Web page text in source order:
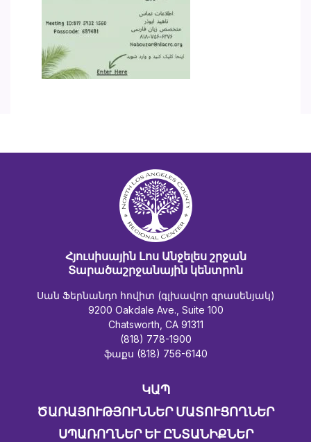
Հյուսիսային Լոս Անջելես շրջան
Տարածաշրջանային կենտրոն
Սան Ֆերնանդո հովիտ (գլխավոր գրասենյակ)
9200 Oakdale Ave., Suite 100
Chatsworth, CA 91311
(818) 778-1900
ֆաքս (818) 756-6140
ԿԱՊ
ԾԱՌԱՅՈՒԹՅՈՒՆՆԵՐ ՄԱՏՈՒՑՈՂՆԵՐ
ՍՊԱՌՈՂՆԵՐ ԵՒ ԸՆՏԱՆԻՔՆԵՐ